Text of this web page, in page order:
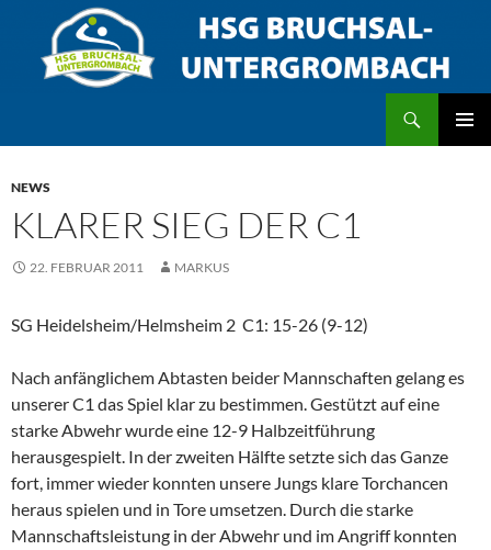
springen
NEWS
KLARER SIEG DER C1
22. FEBRUAR 2011 MARKUS
SG Heidelsheim/Helmsheim 2  C1: 15-26 (9-12)
Nach anfänglichem Abtasten beider Mannschaften gelang es
unserer C1 das Spiel klar zu bestimmen. Gestützt auf eine
starke Abwehr wurde eine 12-9 Halbzeitführung
herausgespielt. In der zweiten Hälfte setzte sich das Ganze
fort, immer wieder konnten unsere Jungs klare Torchancen
heraus spielen und in Tore umsetzen. Durch die starke
Mannschaftsleistung in der Abwehr und im Angriff konnten